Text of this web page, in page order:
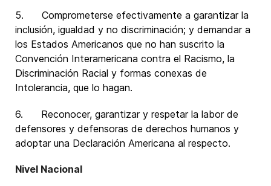
5. Comprometerse efectivamente a garantizar la
inclusión, igualdad y no discriminación; y demandar a
los Estados Americanos que no han suscrito la
Convención Interamericana contra el Racismo, la
Discriminación Racial y formas conexas de
Intolerancia, que lo hagan.
6. Reconocer, garantizar y respetar la labor de
defensores y defensoras de derechos humanos y
adoptar una Declaración Americana al respecto.
Nivel Nacional